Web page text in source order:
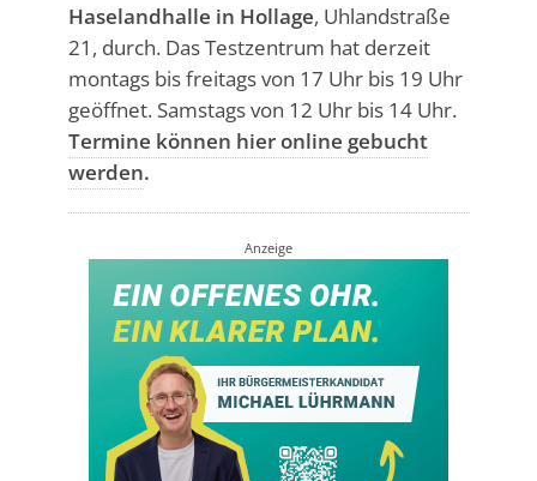
Haselandhalle in Hollage, Uhlandstraße
21, durch. Das Testzentrum hat derzeit
montags bis freitags von 17 Uhr bis 19 Uhr
geöffnet. Samstags von 12 Uhr bis 14 Uhr.
Termine können hier online gebucht
werden.
Anzeige